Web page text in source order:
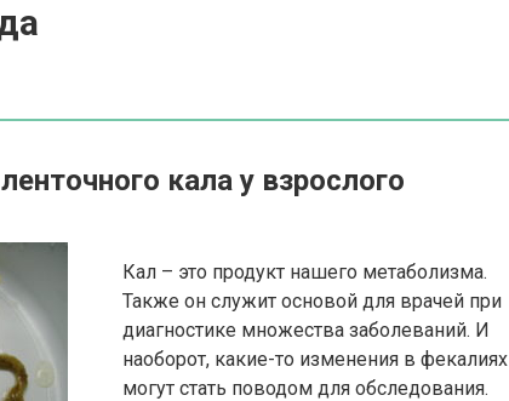
кала у взрослого
Кал – это продукт нашего метаболизма.
Также он служит основой для врачей при
диагностике множества заболеваний. И
наоборот, какие-то изменения в фекалиях
могут стать поводом для обследования.